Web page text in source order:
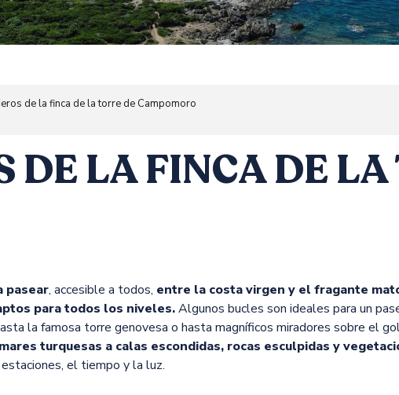
de la finca de la torre de Campomoro
DE LA FINCA DE LA
pasear, accesible a todos, entre la costa virgen y el fragante
para todos los niveles.Algunos bucles son ideales para un
la famosa torre genovesa o hasta magníficos miradores sobre el
turquesas a calas escondidas, rocas esculpidas y
el tiempo y la luz.